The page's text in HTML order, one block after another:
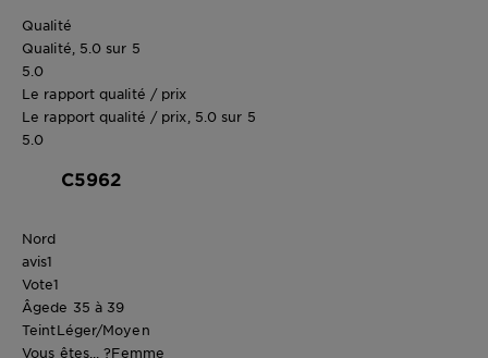
Qualité
Qualité, 5.0 sur 5
5.0
Le rapport qualité / prix
Le rapport qualité / prix, 5.0 sur 5
5.0
C5962
Nord
avis1
Vote1
Âgede 35 à 39
TeintLéger/Moyen
Vous êtes... ?Femme